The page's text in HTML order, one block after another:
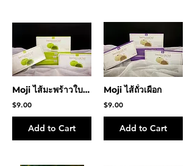
Moji ไส้มะพร้าวใบเตย
$9.00
Add to Cart
Moji ไส้ถั่วเผือก
$9.00
Add to Cart